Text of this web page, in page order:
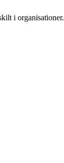
i organisationer.